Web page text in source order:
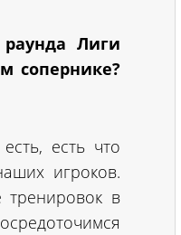
Лиги
сопернике?
есть что
игроков.
тренировок в